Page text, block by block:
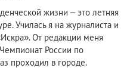
жизни – это летняя
Училась я на журналиста и
От редакции меня
России по
проходил в городе.